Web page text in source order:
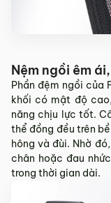
Nệm ngồi êm
Phần đệm ngồi của
khối có mật độ
năng chịu lực tốt.
thể đồng đều trên
hông và đùi. Nhờ
chân hoặc đau
trong thời gian dài.